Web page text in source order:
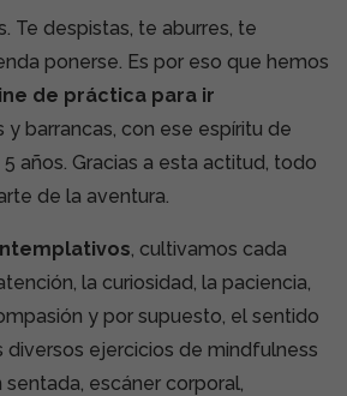
Te despistas, te aburres, te
ponerse. Es por eso que hemos
de práctica para ir
y barrancas, con ese espíritu de
años. Gracias a esta actitud, todo
de la aventura.
, cultivamos cada
la curiosidad, la paciencia,
y por supuesto, el sentido
diversos ejercicios de mindfulness
escáner corporal,